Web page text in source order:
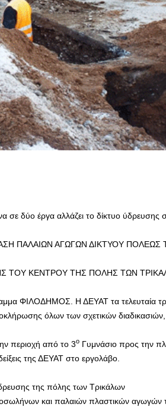
δύο έργα αλλάζει το δίκτυο ύδρευσης
ΠΑΛΑΙΩΝ ΑΓΩΓΩΝ ΔΙΚΤΥΟΥ ΠΟΛΕΩΣ
ΤΟΥ ΚΕΝΤΡΟΥ ΤΗΣ ΠΟΛΗΣ ΤΩΝ
ΦΙΛΟΔΗΜΟΣ. Η ΔΕΥΑΤ τα τελευταία
όλων των σχετικών
περιοχή από το 3ο Γυμνάσιο προς την
της ΔΕΥΑΤ στο εργολάβο.
της πόλης των Τρικάλων
και παλαιών πλαστικών αγωγών